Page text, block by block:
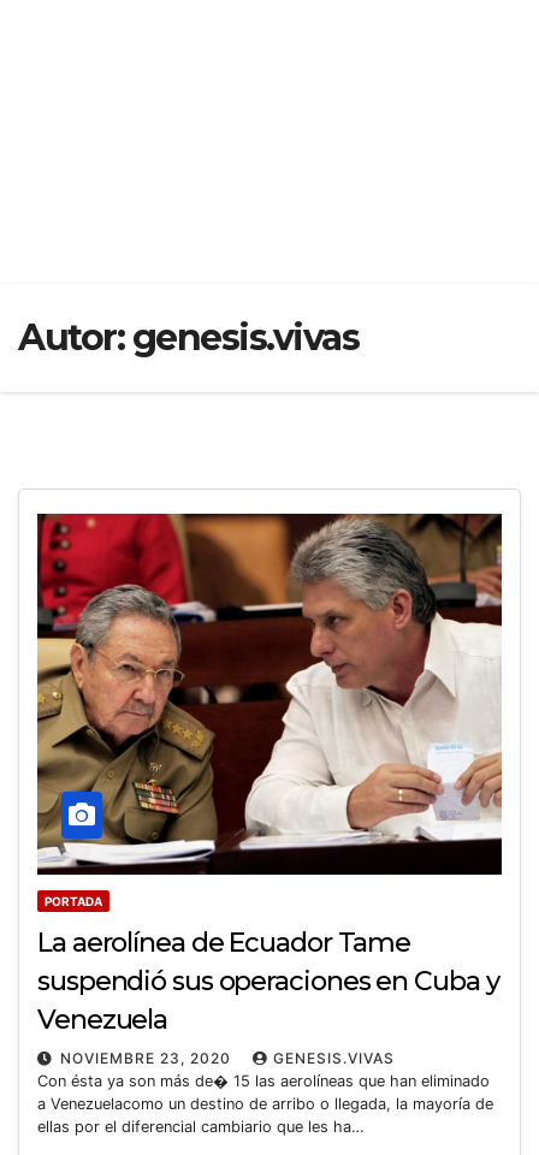
Autor:genesis.vivas
PORTADA
La aerolínea de Ecuador Tame
suspendió sus operaciones en Cuba y
Venezuela
NOVIEMBRE 23, 2020
GENESIS.VIVAS
Con ésta ya son más de� 15 las aerolíneas que han eliminado
a Venezuelacomo un destino de arribo o llegada, la mayoría de
ellas por el diferencial cambiario que les ha…